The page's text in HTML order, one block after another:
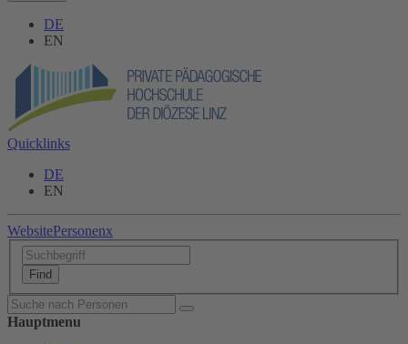
DE
EN
Quicklinks
DE
EN
WebsitePersonenx
Hauptmenu